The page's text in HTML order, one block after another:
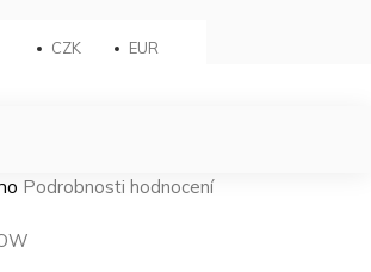
CZK EUR
Podrobnosti hodnocení